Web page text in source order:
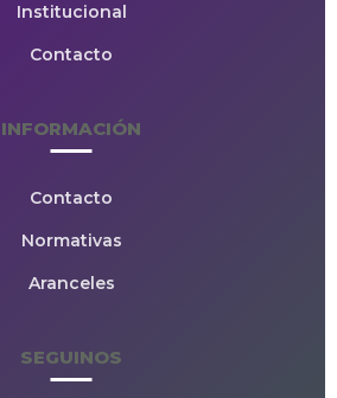
Institucional
Contacto
INFORMACIÓN
Contacto
Normativas
Aranceles
SEGUINOS